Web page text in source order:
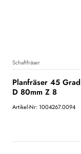
Schaftfräser
Planfräser 45
D 80mm Z 8
Artikel-Nr: 1004267.0094